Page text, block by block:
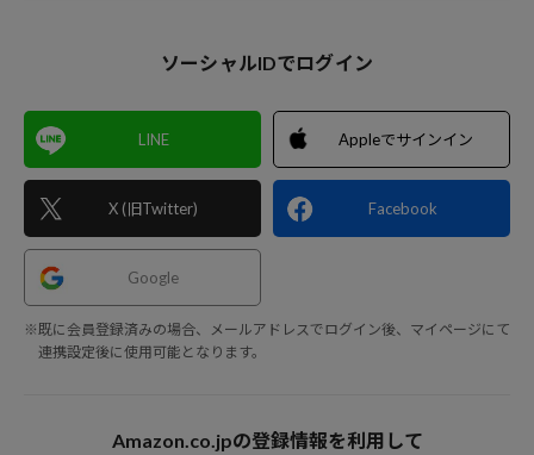
ソーシャルIDでログイン
LINE
X (旧Twitter)
Appleでサインイン
Facebook
Google
※既に会員登録済みの場合、メールアドレスでログイン後、マイページにて
連携設定後に使用可能となります。
Amazon.co.jpの登録情報を利用して